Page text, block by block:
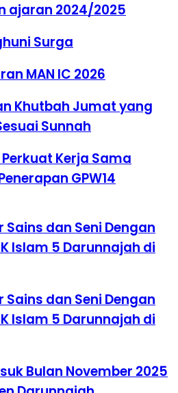
ajaran 2024/2025
Surga
MAN IC 2026
Khutbah Jumat yang
Sunnah
Kerja Sama
GPW14
dan Seni Dengan
Islam 5 Darunnajah di
dan Seni Dengan
Islam 5 Darunnajah di
Bulan November 2025